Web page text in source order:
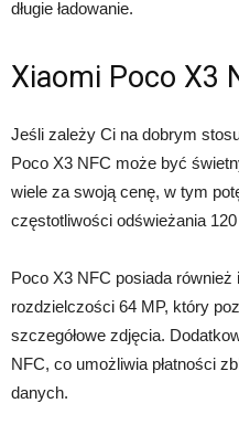
długie ładowanie.
Xiaomi Poco X3
Jeśli zależy Ci na dobrym
Poco X3 NFC może być
wiele za swoją cenę, w tym
częstotliwości odświeżania
Poco X3 NFC posiada również
rozdzielczości 64 MP, który
szczegółowe zdjęcia.
NFC, co umożliwia płatności
danych.